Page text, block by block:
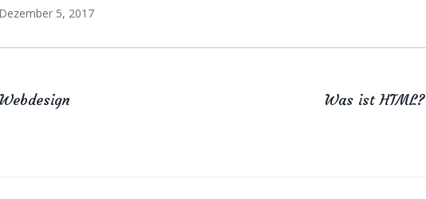
5, 2017
Was ist HTML?